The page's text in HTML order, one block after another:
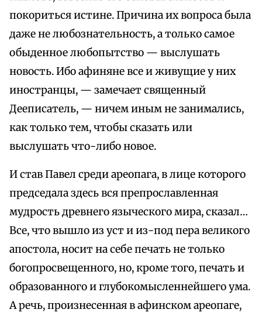
покориться истине. Причина их вопроса была
даже не любознательность, а только самое
обыденное любопытство — выслушать
новость. Ибо афиняне все и живущие у них
иностранцы, — замечает священный
Дееписатель, — ничем иным не занимались,
как только тем, чтобы сказать или
выслушать что-либо новое.
И став Павел среди ареопага, в лице которого
председала здесь вся препрославленная
мудрость древнего языческого мира, сказал…
Все, что вышло из уст и из-под пера великого
апостола, носит на себе печать не только
богопросвещенного, но, кроме того, печать и
образованного и глубокомысленнейшего ума.
А речь, произнесенная в афинском ареопаге,